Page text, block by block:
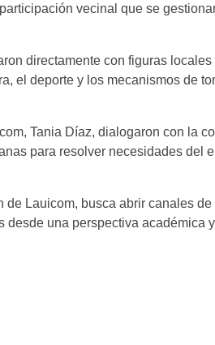
vecinal que se
directamente con figuras locales
el deporte y los mecanismos de
Tania Díaz, dialogaron con la
para resolver necesidades del
Lauicom, busca abrir canales de
una perspectiva académica